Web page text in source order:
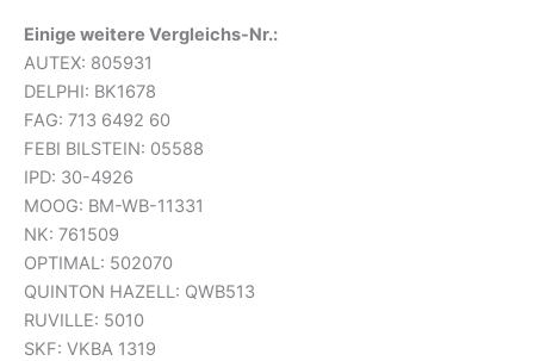
Einige weitere Vergleichs-Nr.:
AUTEX: 805931
DELPHI: BK1678
FAG: 713 6492 60
FEBI BILSTEIN: 05588
IPD: 30-4926
MOOG: BM-WB-11331
NK: 761509
OPTIMAL: 502070
QUINTON HAZELL: QWB513
RUVILLE: 5010
SKF: VKBA 1319